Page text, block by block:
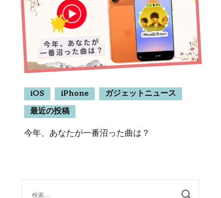
iOS iPhone
ガジェットニュース
最近の投稿
今年、あなたが一番沼った曲は？